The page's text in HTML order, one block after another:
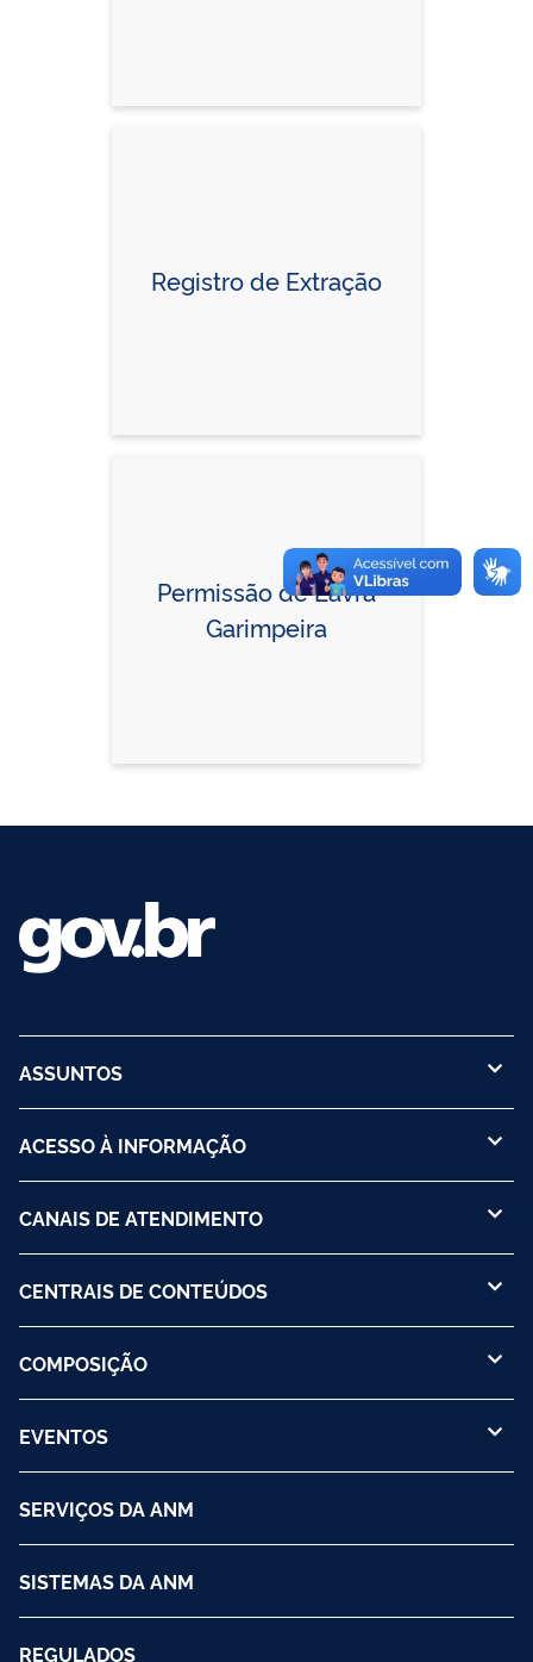
Registro de Extração
Permissão de Lavra
Garimpeira
ASSUNTOS
ACESSO À INFORMAÇÃO
CANAIS DE ATENDIMENTO
CENTRAIS DE CONTEÚDOS
COMPOSIÇÃO
EVENTOS
SERVIÇOS DA ANM
SISTEMAS DA ANM
REGULADOS